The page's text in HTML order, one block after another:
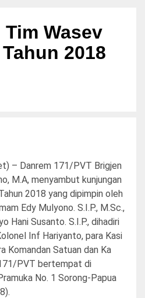
Wasev
2018
– Danrem 171/PVT Brigjen
M.A, menyambut kunjungan
2018 yang dipimpin oleh
Edy Mulyono. S.I.P., M.Sc.,
Hani Susanto. S.I.P., dihadiri
Inf Hariyanto, para Kasi
Komandan Satuan dan Ka
PVT bertempat di
No. 1 Sorong-Papua